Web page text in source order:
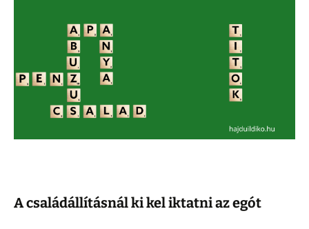
A családállításnál ki kel iktatni az egót